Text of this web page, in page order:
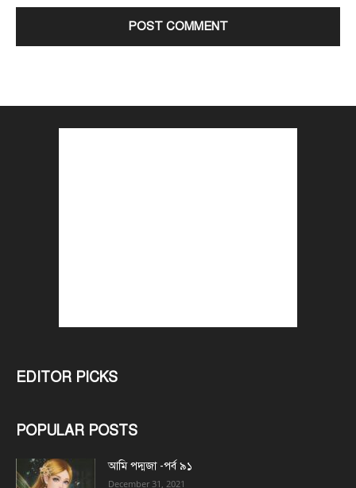
EDITOR PICKS
POPULAR POSTS
আমি পদ্মজা -পর্ব ৯১
December 31, 2021